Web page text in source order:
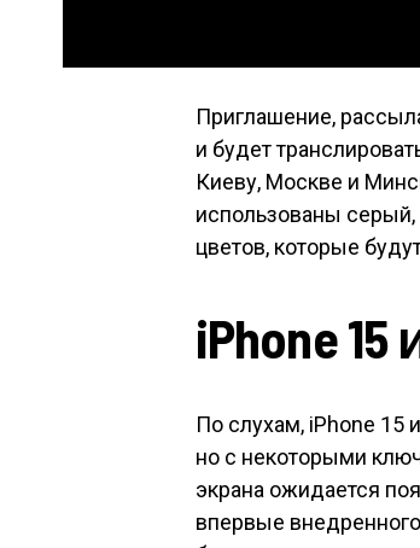
Приглашение,
и будет
Киеву, Москве и
использованы серый,
цветов, которые
iPhone 15
По слухам, iPhone 15
но с некоторыми
экрана ожидается
впервые